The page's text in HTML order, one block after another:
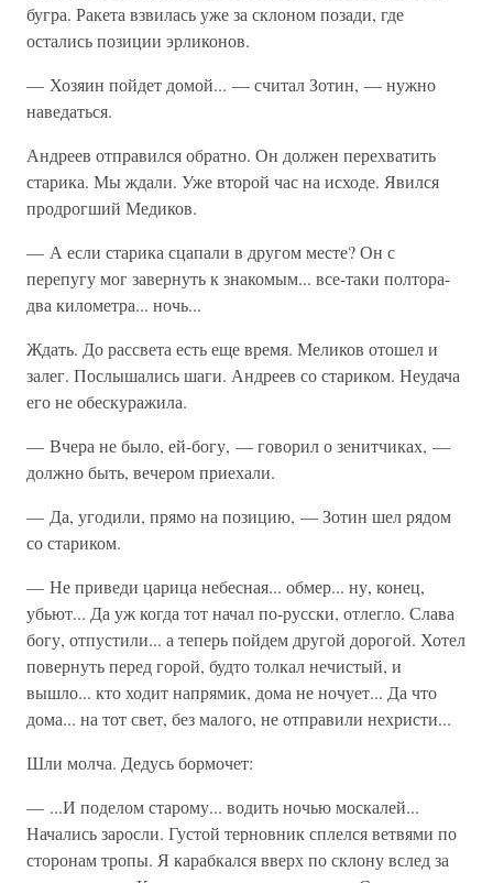
бугра. Ракета взвилась уже за склоном позади, где
остались позиции эрликонов.
— Хозяин пойдет домой... — считал Зотин, — нужно
наведаться.
Андреев отправился обратно. Он должен перехватить
старика. Мы ждали. Уже второй час на исходе. Явился
продрогший Медиков.
— А если старика сцапали в другом месте? Он с
перепугу мог завернуть к знакомым... все-таки полтора-
два километра... ночь...
Ждать. До рассвета есть еще время. Меликов отошел и
залег. Послышались шаги. Андреев со стариком. Неудача
его не обескуражила.
— Вчера не было, ей-богу, — говорил о зенитчиках, —
должно быть, вечером приехали.
— Да, угодили, прямо на позицию, — Зотин шел рядом
со стариком.
— Не приведи царица небесная... обмер... ну, конец,
убьют... Да уж когда тот начал по-русски, отлегло. Слава
богу, отпустили... а теперь пойдем другой дорогой. Хотел
повернуть перед горой, будто толкал нечистый, и
вышло... кто ходит напрямик, дома не ночует... Да что
дома... на тот свет, без малого, не отправили нехристи...
Шли молча. Дедусь бормочет:
— ...И поделом старому... водить ночью москалей...
Начались заросли. Густой терновник сплелся ветвями по
сторонам тропы. Я карабкался вверх по склону вслед за